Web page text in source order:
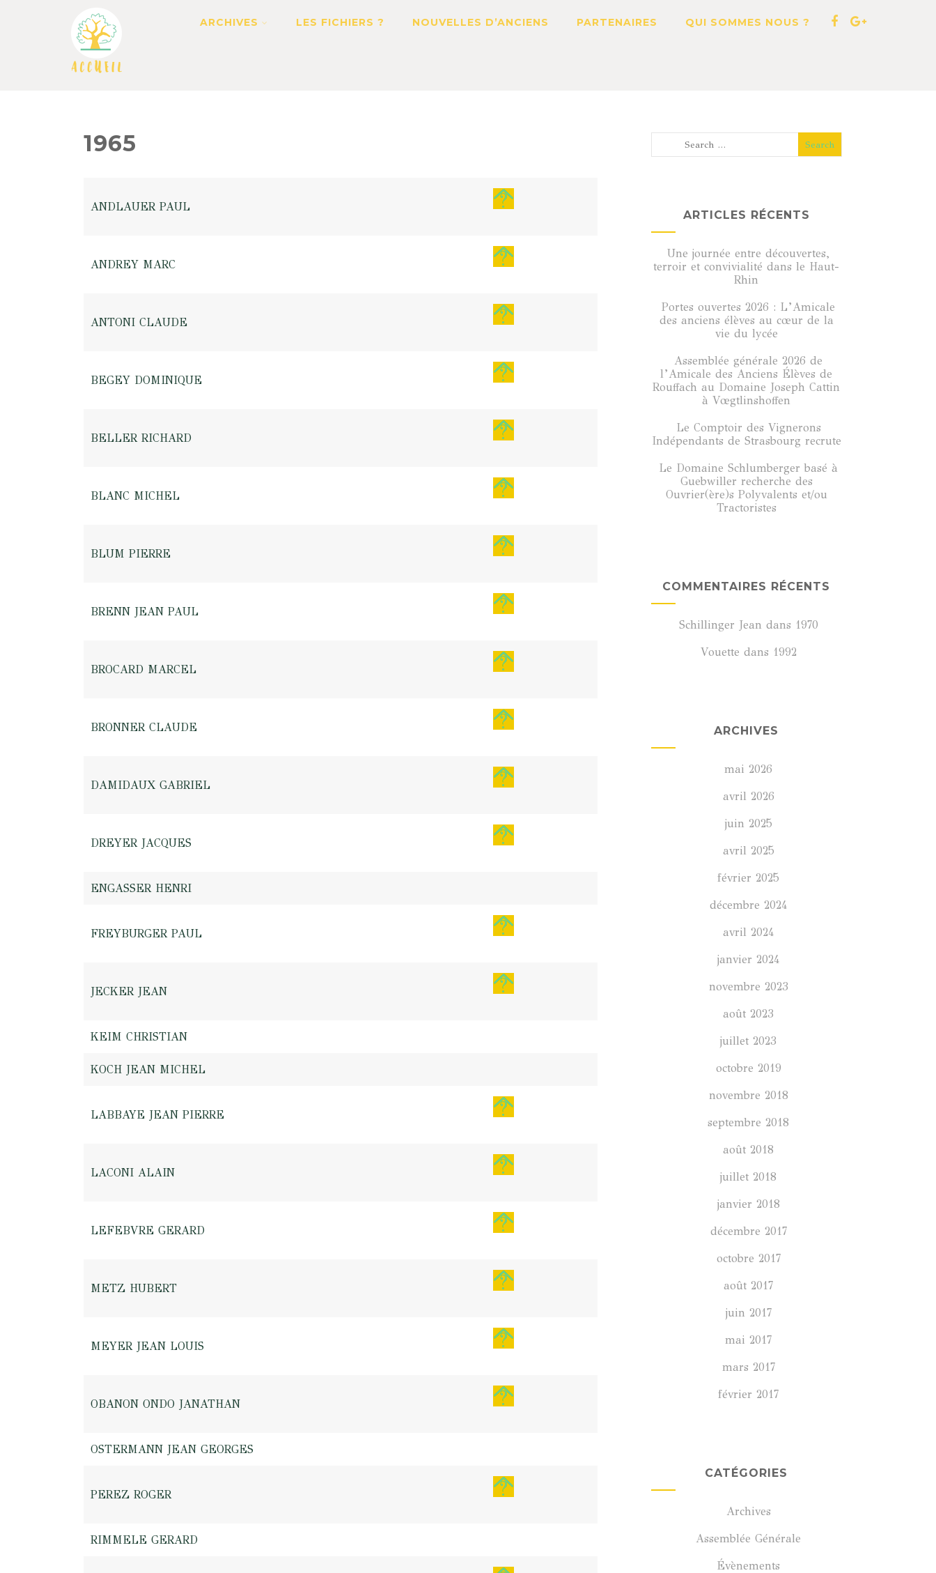
ARCHIVES LES FICHIERS ? NOUVELLES D’ANCIENS PARTENAIRES QUI SOMMES NOUS ?
1965
ANDLAUER PAUL
ANDREY MARC
ANTONI CLAUDE
BEGEY DOMINIQUE
BELLER RICHARD
BLANC MICHEL
BLUM PIERRE
BRENN JEAN PAUL
BROCARD MARCEL
BRONNER CLAUDE
DAMIDAUX GABRIEL
DREYER JACQUES
ENGASSER HENRI
FREYBURGER PAUL
JECKER JEAN
KEIM CHRISTIAN
KOCH JEAN MICHEL
LABBAYE JEAN PIERRE
LACONI ALAIN
LEFEBVRE GERARD
METZ HUBERT
MEYER JEAN LOUIS
OBANON ONDO JANATHAN
OSTERMANN JEAN GEORGES
PEREZ ROGER
RIMMELE GERARD
ARTICLES RÉCENTS
Une journée entre découvertes,
terroir et convivialité dans le Haut-
Rhin
Portes ouvertes 2026 : L’Amicale
des anciens élèves au cœur de la
vie du lycée
Assemblée générale 2026 de
l’Amicale des Anciens Élèves de
Rouffach au Domaine Joseph Cattin
à Vœgtlinshoffen
Le Comptoir des Vignerons
Indépendants de Strasbourg recrute
Le Domaine Schlumberger basé à
Guebwiller recherche des
Ouvrier(ère)s Polyvalents et/ou
Tractoristes
COMMENTAIRES RÉCENTS
Schillinger Jean dans 1970
Vouette dans 1992
ARCHIVES
mai 2026
avril 2026
juin 2025
avril 2025
février 2025
décembre 2024
avril 2024
janvier 2024
novembre 2023
août 2023
juillet 2023
octobre 2019
novembre 2018
septembre 2018
août 2018
juillet 2018
janvier 2018
décembre 2017
octobre 2017
août 2017
juin 2017
mai 2017
mars 2017
février 2017
CATÉGORIES
Archives
Assemblée Générale
Évènements